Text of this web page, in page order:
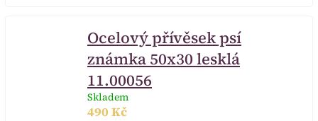
Ocelový přívěsek psí
známka 50x30 lesklá
11.00056
Skladem
490 Kč